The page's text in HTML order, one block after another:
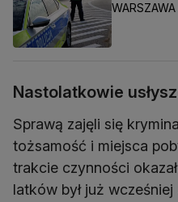
WARSZAWA
Nastolatkowie
Sprawą zajęli się
tożsamość i miejsca
trakcie czynności
latków był już